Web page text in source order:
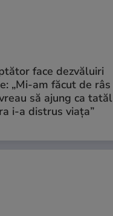
face dezvăluiri
„Mi-am făcut de râs
să ajung ca tatăl
i-a distrus viața”